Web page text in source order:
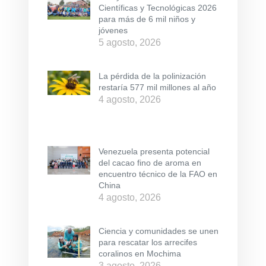
Científicas y Tecnológicas 2026
para más de 6 mil niños y
jóvenes
5 agosto, 2026
La pérdida de la polinización
restaría 577 mil millones al año
4 agosto, 2026
Venezuela presenta potencial
del cacao fino de aroma en
encuentro técnico de la FAO en
China
4 agosto, 2026
Ciencia y comunidades se unen
para rescatar los arrecifes
coralinos en Mochima